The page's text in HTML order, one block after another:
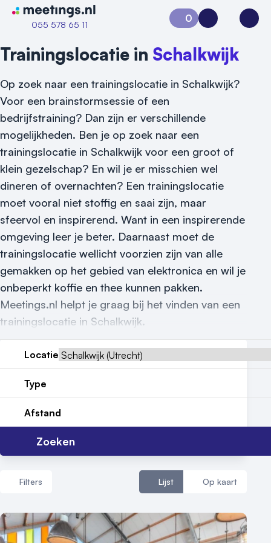
Naar home van Meetings
055 578 65 11
Vraag locatie aan
Locatiegids
Meld locatie aan
Nieuws
Reviews (5⭐️)
Contact
0
Aanvraag 0Inloggen
Trainingslocatie in Schalkwijk
Op zoek naar een trainingslocatie in Schalkwijk?
Voor een brainstormsessie of een
bedrijfstraining? Dan zijn er verschillende
mogelijkheden. Ben je op zoek naar een
trainingslocatie in Schalkwijk voor een groot of
klein gezelschap? En wil je er misschien wel
dineren of overnachten? Een trainingslocatie
moet vooral niet stoffig en saai zijn, maar
sfeervol en inspirerend. Want in een inspirerende
omgeving leer je beter. Daarnaast moet de
trainingslocatie wellicht voorzien zijn van alle
gemakken op het gebied van elektronica en wil je
onbeperkt koffie en thee kunnen pakken.
Meetings.nl helpt je graag bij het vinden van een
trainingslocatie in Schalkwijk.
Locatie
Type
Afstand
Zoeken
Filters Lijst Op kaart
Aantal zalen